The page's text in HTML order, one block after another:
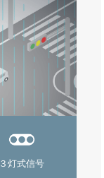
３灯式信号